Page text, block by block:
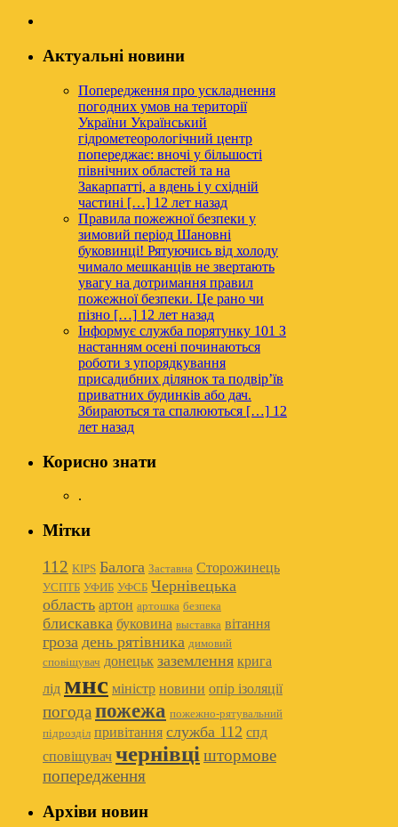
Актуальні новини
Попередження про ускладнення
погодних умов на території
України Український
гідрометеорологічний центр
попереджає: вночі у більшості
північних областей та на
Закарпатті, а вдень і у східній
частині […] 12 лет назад
Правила пожежної безпеки у
зимовий період Шановні
буковинці! Рятуючись від холоду
чимало мешканців не звертають
увагу на дотримання правил
пожежної безпеки. Це рано чи
пізно […] 12 лет назад
Інформує служба порятунку 101 З
настанням осені починаються
роботи з упорядкування
присадибних ділянок та подвір’їв
приватних будинків або дач.
Збираються та спалюються […] 12
лет назад
Корисно знати
.
Мітки
112 KIPS Балога Заставна Сторожинець
УСПТБ УФИБ УФСБ Чернівецька
область артон артошка безпека
блискавка буковина выставка вітання
гроза день рятівника димовий
сповіщувач донецьк заземлення крига
лід мнс міністр новини опір ізоляції
погода пожежа пожежно-рятувальний
підрозділ привітання служба 112 спд
сповіщувач чернівці штормове
попередження
Архіви новин